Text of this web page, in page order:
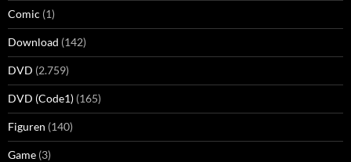
Comic (1)
Download (142)
DVD (2.759)
DVD (Code1) (165)
Figuren (140)
Game (3)